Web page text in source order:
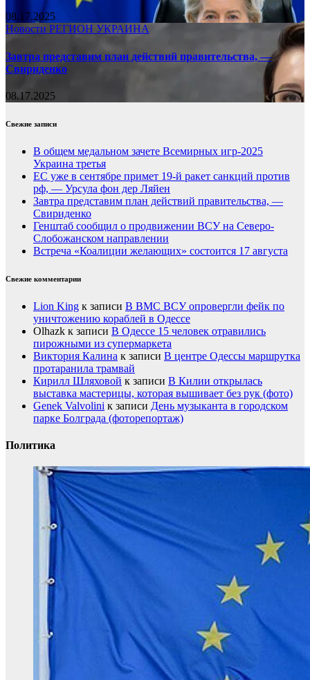
08.17.2025
Новости РЕГИОН УКРАИНА
Завтра представим план действий правительства, —
Свириденко
08.17.2025
Свежие записи
В общем медальном зачете Всемирных игр-2025
Украина третья
ЕС уже в сентябре примет 19-й ракет санкций против
рф, — Урсула фон дер Ляйен
Завтра представим план действий правительства, —
Свириденко
Генштаб сообщил о продвижении ВСУ на Северо-
Слобожанском направлении
Встреча «Коалиции желающих» состоится 17 августа
Свежие комментарии
Lion King к записи В ВМС ВСУ опровергли фейк по
уничтожению кораблей в Одессе
Olhazk к записи В Одессе 15 человек отравились
пирожными из супермаркета
Виктория Калина к записи В центре Одессы маршрутка
протаранила трамвай
Кирилл Шляховой к записи В Килии открылась
выставка мастерицы, которая вышивает без рук (фото)
Genek Valvolini к записи День музыканта в городском
парке Болграда (фоторепортаж)
Политика